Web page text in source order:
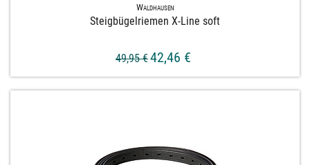
Waldhausen
Steigbügelriemen X-​Line soft
49,95 €42,46 €